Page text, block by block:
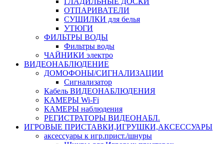
ОТПАРИВАТЕЛИ
СУШИЛКИ для белья
УТЮГИ
ФИЛЬТРЫ ВОДЫ
Фильтры воды
ЧАЙНИКИ электро
ВИДЕОНАБЛЮДЕНИЕ
ДОМОФОНЫ/СИГНАЛИЗАЦИИ
Сигнализатор
Кабель ВИДЕОНАБЛЮДЕНИЯ
КАМЕРЫ Wi-Fi
КАМЕРЫ наблюдения
РЕГИСТРАТОРЫ ВИДЕОНАБЛ.
ИГРОВЫЕ ПРИСТАВКИ,ИГРУШКИ,АКСЕССУАРЫ
аксесcуары к игр.прист./шнуры